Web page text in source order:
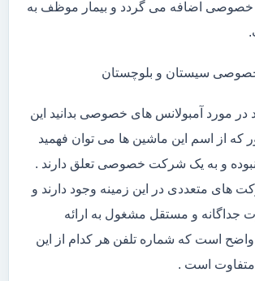
خصوصی اضافه می گردد و بیمار موظف به
خصوصی سیستان و بلوچستان
در مورد آمبولانس های خصوصی بدانید این
که از اسم این ماشین ها می توان فهمید
و به یک شرکت خصوصی تعلق دارند .
های متعددی در این زمینه وجود دارند و
جداگانه و مستقل مشغول به ارائه
است که شماره تلفن هر کدام از این
است .